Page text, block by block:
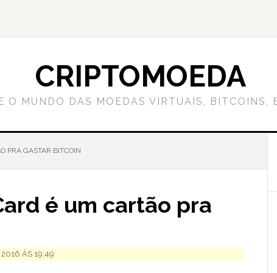
CRIPTOMOEDA
O MUNDO DAS MOEDAS VIRTUAIS, BITCOINS,
PRA GASTAR BITCOIN
é um cartão pra
2016 ÀS 19:49